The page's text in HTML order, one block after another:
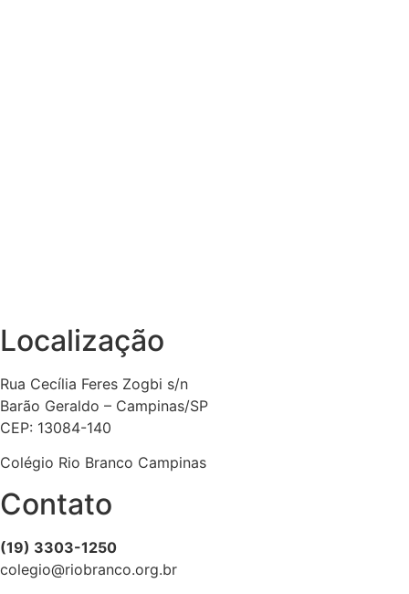
Localização
Rua Cecília Feres Zogbi s/n
Barão Geraldo – Campinas/SP
CEP: 13084-140
Colégio Rio Branco Campinas
Contato
(19) 3303-1250
colegio@riobranco.org.br